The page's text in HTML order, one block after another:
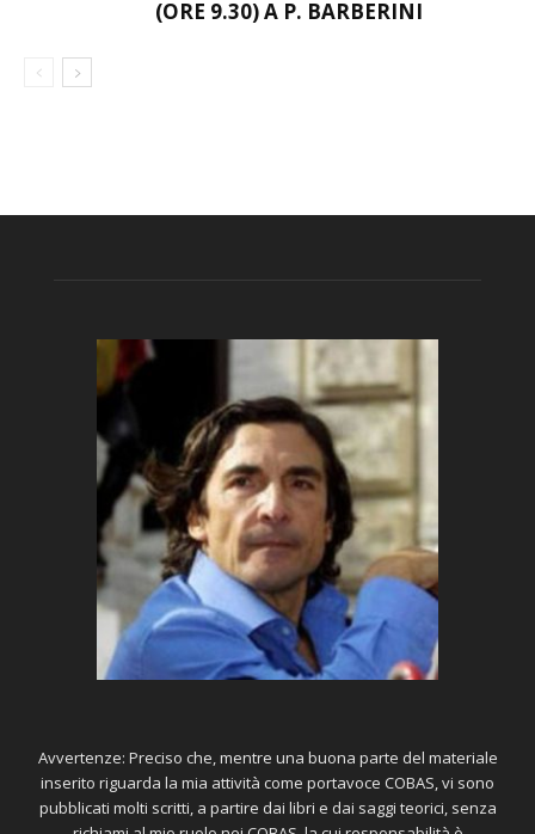
(ORE 9.30) A P. BARBERINI
Avvertenze: Preciso che, mentre una buona parte del materiale
inserito riguarda la mia attività come portavoce COBAS, vi sono
pubblicati molti scritti, a partire dai libri e dai saggi teorici, senza